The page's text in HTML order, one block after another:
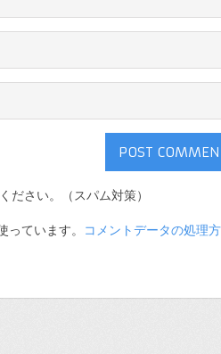
ださい。（スパム対策）
ています。
コメントデータの処理